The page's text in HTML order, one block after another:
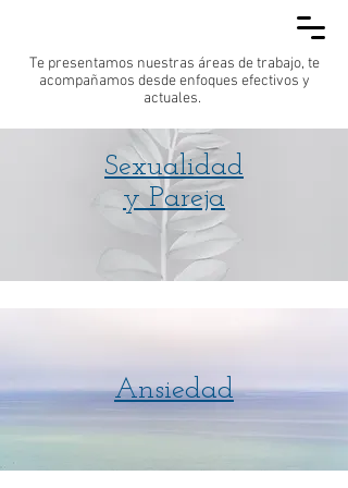
Te presentamos nuestras áreas de trabajo, te
acompañamos desde enfoques efectivos y
actuales.
Sexualidad
y Pareja
Ansiedad